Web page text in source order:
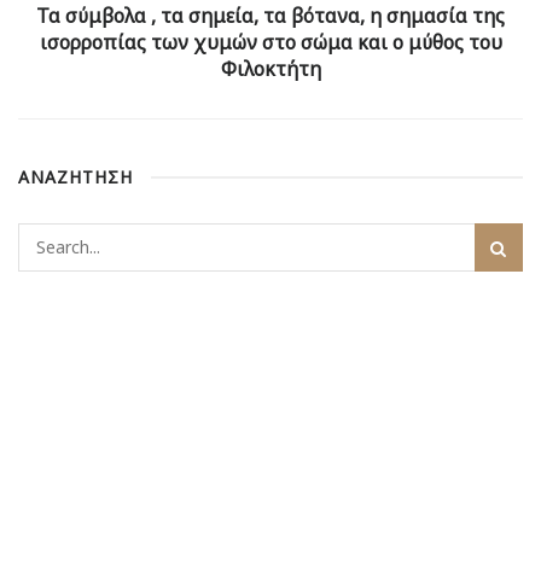
Τα σύμβολα , τα σημεία, τα βότανα, η σημασία της
ισορροπίας των χυμών στο σώμα και ο μύθος του
Φιλοκτήτη
ΑΝΑΖΗΤΗΣΗ